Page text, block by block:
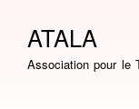
ATALA
Association pour le